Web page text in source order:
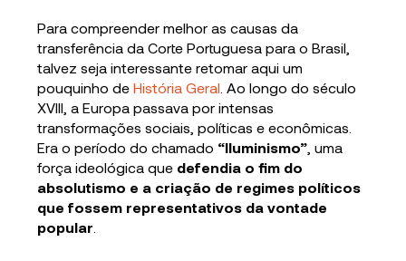
Para compreender melhor as causas da
transferência da Corte Portuguesa para o Brasil,
talvez seja interessante retomar aqui um
pouquinho deHistória Geral . Ao longo do século
XVIII, a Europa passava por intensas
transformações sociais, políticas e econômicas.
Era o período do chamado “Iluminismo” , uma
força ideológica que defendia o fim do
absolutismo e a criação de regimes políticos
que fossem representativos da vontade
popular